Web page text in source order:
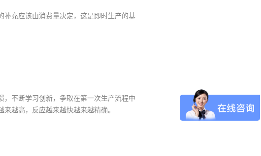
补充应该由消费量决定，这是即时生产的基
不断学习创新，争取在第一次生产流程中
越高，反应越来越快越来越精确。